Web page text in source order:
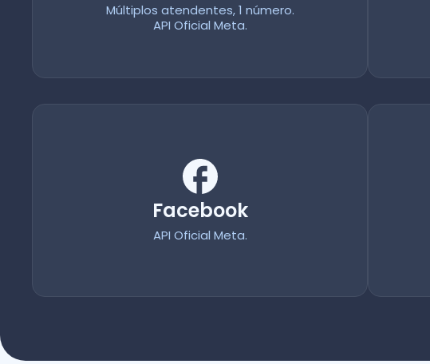
Múltiplos atendentes, 1 número.
API Oficial Meta.
Facebook
API Oficial Meta.